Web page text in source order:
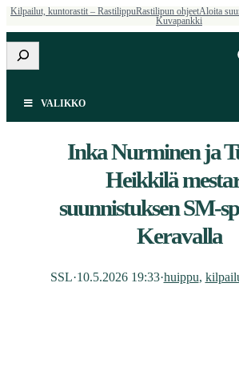
Kilpailut, kuntorastit – RastilippuRastilipun ohjeetAloita
Kuvapankki
Etsi
VALIKKO
Inka Nurminen ja
Heikkilä
suunnistuksen SM-
Keravalla
SSL·10.5.2026 19:33·huippu,